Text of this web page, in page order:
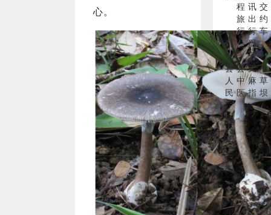
心。
程
旅
行
讯
出
行
服
务
交
约
车
县
人
民
医
院
县
中
医
院
天
麻
指
数
小
草
坝
天
麻
网